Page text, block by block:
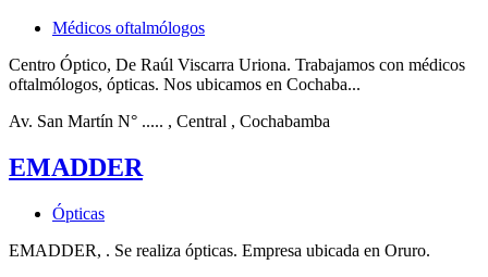
Médicos oftalmólogos
Centro Óptico, De Raúl Viscarra Uriona. Trabajamos con médicos
oftalmólogos, ópticas. Nos ubicamos en Cochaba...
Av. San Martín N° ..... , Central , Cochabamba
EMADDER
Ópticas
EMADDER, . Se realiza ópticas. Empresa ubicada en Oruro.